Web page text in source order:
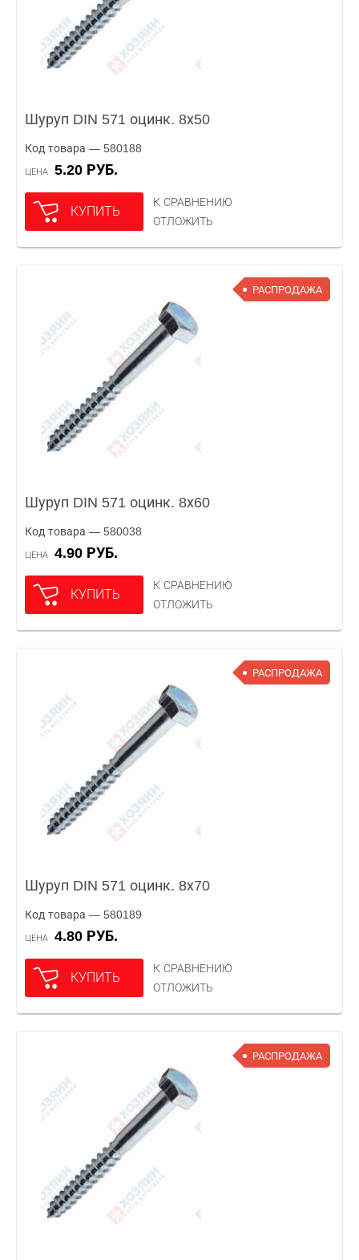
Шуруп DIN 571 оцинк. 8х50
Код товара — 580188
ЦЕНА 5.20 РУБ.
КУПИТЬ
К СРАВНЕНИЮ
ОТЛОЖИТЬ
РАСПРОДАЖА
Шуруп DIN 571 оцинк. 8х60
Код товара — 580038
ЦЕНА 4.90 РУБ.
КУПИТЬ
К СРАВНЕНИЮ
ОТЛОЖИТЬ
РАСПРОДАЖА
Шуруп DIN 571 оцинк. 8х70
Код товара — 580189
ЦЕНА 4.80 РУБ.
КУПИТЬ
К СРАВНЕНИЮ
ОТЛОЖИТЬ
РАСПРОДАЖА